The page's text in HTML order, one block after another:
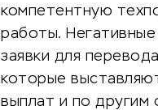
компетентную
работы.
заявки для
которые
выплат и по другим